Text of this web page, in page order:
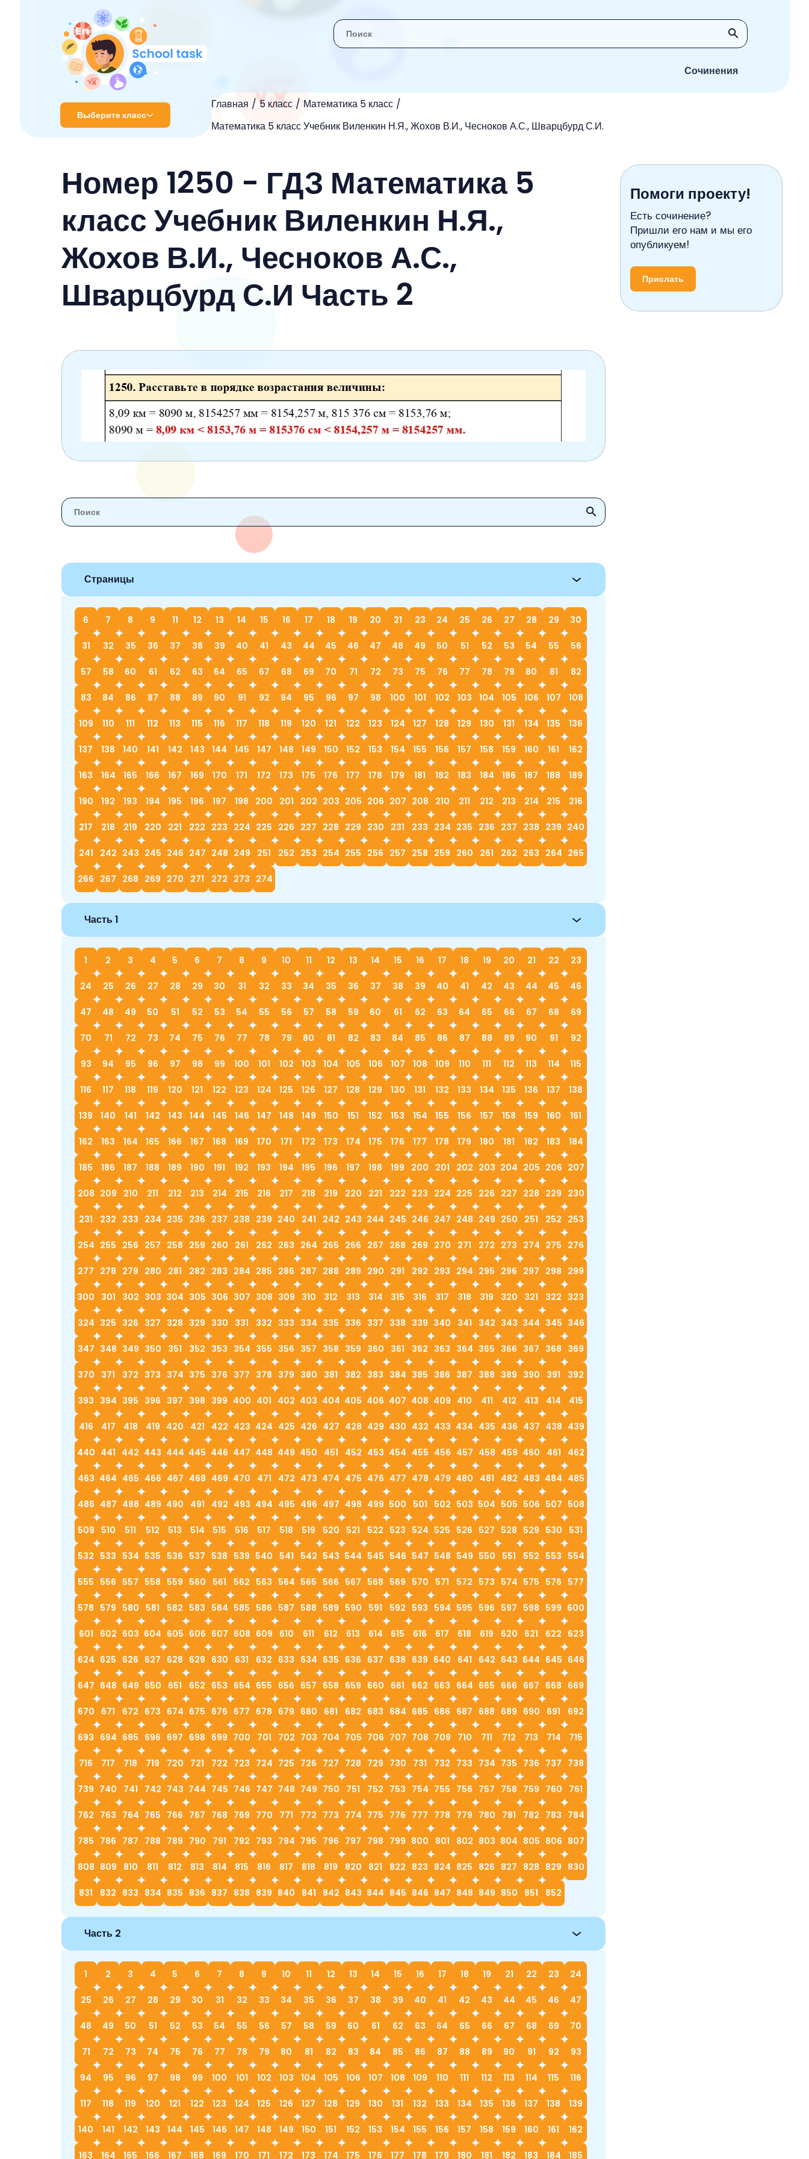
Сочинения
Выберите класс
Главная 5 класс
Математика 5 класс
Математика 5 класс Учебник Виленкин Н.Я., Жохов В.И., Чесноков А.С., Шварцбурд С.И.
2 класс
4 класс
5 класс
7 класс
9 класс
10 класс
11 класс
Номер 1250 - ГДЗ Математика 5
класс Учебник Виленкин Н.Я.,
Жохов В.И., Чесноков А.С.,
Шварцбурд С.И Часть 2
Страницы
6 7 8 9 11 12 13 14 15 16 17 18 19 20 21 23 24 25 26 27 28 29 30
31 32 35 36 37 38 39 40 41 43 44 45 46 47 48 49 50 51 52 53 54 55 56
57 58 60 61 62 63 64 65 67 68 69 70 71 72 73 75 76 77 78 79 80 81 82
83 84 86 87 88 89 90 91 92 94 95 96 97 98 100 101 102 103 104 105 106 107 108
109 110 111 112 113 115 116 117 118 119 120 121 122 123 124 127 128 129 130 131 134 135 136
137 138 140 141 142 143 144 145 147 148 149 150 152 153 154 155 156 157 158 159 160 161 162
163 164 165 166 167 169 170 171 172 173 175 176 177 178 179 181 182 183 184 186 187 188 189
190 192 193 194 195 196 197 198 200 201 202 203 205 206 207 208 210 211 212 213 214 215 216
217 218 219 220 221 222 223 224 225 226 227 228 229 230 231 233 234 235 236 237 238 239 240
241 242 243 245 246 247 248 249 251 252 253 254 255 256 257 258 259 260 261 262 263 264 265
266 267 268 269 270 271 272 273 274
Часть 1
1 2 3 4 5 6 7 8 9 10 11 12 13 14 15 16 17 18 19 20 21 22 23
24 25 26 27 28 29 30 31 32 33 34 35 36 37 38 39 40 41 42 43 44 45 46
47 48 49 50 51 52 53 54 55 56 57 58 59 60 61 62 63 64 65 66 67 68 69
70 71 72 73 74 75 76 77 78 79 80 81 82 83 84 85 86 87 88 89 90 91 92
93 94 95 96 97 98 99 100 101 102 103 104 105 106 107 108 109 110 111 112 113 114 115
116 117 118 119 120 121 122 123 124 125 126 127 128 129 130 131 132 133 134 135 136 137 138
139 140 141 142 143 144 145 146 147 148 149 150 151 152 153 154 155 156 157 158 159 160 161
162 163 164 165 166 167 168 169 170 171 172 173 174 175 176 177 178 179 180 181 182 183 184
185 186 187 188 189 190 191 192 193 194 195 196 197 198 199 200 201 202 203 204 205 206 207
208 209 210 211 212 213 214 215 216 217 218 219 220 221 222 223 224 225 226 227 228 229 230
231 232 233 234 235 236 237 238 239 240 241 242 243 244 245 246 247 248 249 250 251 252 253
254 255 256 257 258 259 260 261 262 263 264 265 266 267 268 269 270 271 272 273 274 275 276
277 278 279 280 281 282 283 284 285 286 287 288 289 290 291 292 293 294 295 296 297 298 299
300 301 302 303 304 305 306 307 308 309 310 312 313 314 315 316 317 318 319 320 321 322 323
324 325 326 327 328 329 330 331 332 333 334 335 336 337 338 339 340 341 342 343 344 345 346
347 348 349 350 351 352 353 354 355 356 357 358 359 360 361 362 363 364 365 366 367 368 369
370 371 372 373 374 375 376 377 378 379 380 381 382 383 384 385 386 387 388 389 390 391 392
393 394 395 396 397 398 399 400 401 402 403 404 405 406 407 408 409 410 411 412 413 414 415
416 417 418 419 420 421 422 423 424 425 426 427 428 429 430 432 433 434 435 436 437 438 439
440 441 442 443 444 445 446 447 448 449 450 451 452 453 454 455 456 457 458 459 460 461 462
463 464 465 466 467 468 469 470 471 472 473 474 475 476 477 478 479 480 481 482 483 484 485
486 487 488 489 490 491 492 493 494 495 496 497 498 499 500 501 502 503 504 505 506 507 508
509 510 511 512 513 514 515 516 517 518 519 520 521 522 523 524 525 526 527 528 529 530 531
532 533 534 535 536 537 538 539 540 541 542 543 544 545 546 547 548 549 550 551 552 553 554
555 556 557 558 559 560 561 562 563 564 565 566 567 568 569 570 571 572 573 574 575 576 577
578 579 580 581 582 583 584 585 586 587 588 589 590 591 592 593 594 595 596 597 598 599 600
601 602 603 604 605 606 607 608 609 610 611 612 613 614 615 616 617 618 619 620 621 622 623
624 625 626 627 628 629 630 631 632 633 634 635 636 637 638 639 640 641 642 643 644 645 646
647 648 649 650 651 652 653 654 655 656 657 658 659 660 661 662 663 664 665 666 667 668 669
670 671 672 673 674 675 676 677 678 679 680 681 682 683 684 685 686 687 688 689 690 691 692
693 694 695 696 697 698 699 700 701 702 703 704 705 706 707 708 709 710 711 712 713 714 715
716 717 718 719 720 721 722 723 724 725 726 727 728 729 730 731 732 733 734 735 736 737 738
739 740 741 742 743 744 745 746 747 748 749 750 751 752 753 754 755 756 757 758 759 760 761
762 763 764 765 766 767 768 769 770 771 772 773 774 775 776 777 778 779 780 781 782 783 784
785 786 787 788 789 790 791 792 793 794 795 796 797 798 799 800 801 802 803 804 805 806 807
808 809 810 811 812 813 814 815 816 817 818 819 820 821 822 823 824 825 826 827 828 829 830
831 832 833 834 835 836 837 838 839 840 841 842 843 844 845 846 847 848 849 850 851 852
Часть 2
1 2 3 4 5 6 7 8 9 10 11 12 13 14 15 16 17 18 19 21 22 23 24
25 26 27 28 29 30 31 32 33 34 35 36 37 38 39 40 41 42 43 44 45 46 47
48 49 50 51 52 53 54 55 56 57 58 59 60 61 62 63 64 65 66 67 68 69 70
71 72 73 74 75 76 77 78 79 80 81 82 83 84 85 86 87 88 89 90 91 92 93
94 95 96 97 98 99 100 101 102 103 104 105 106 107 108 109 110 111 112 113 114 115 116
117 118 119 120 121 122 123 124 125 126 127 128 129 130 131 132 133 134 135 136 137 138 139
140 141 142 143 144 145 146 147 148 149 150 151 152 153 154 155 156 157 158 159 160 161 162
163 164 165 166 167 168 169 170 171 172 173 174 175 176 177 178 179 180 181 182 183 184 185
Помоги проекту!
Есть сочинение?
Пришли его нам и мы его
опубликуем!
Прислать